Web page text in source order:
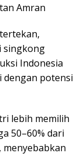
Amran
singkong
Indonesia
dengan potensi
lebih memilih
50–60% dari
menyebabkan